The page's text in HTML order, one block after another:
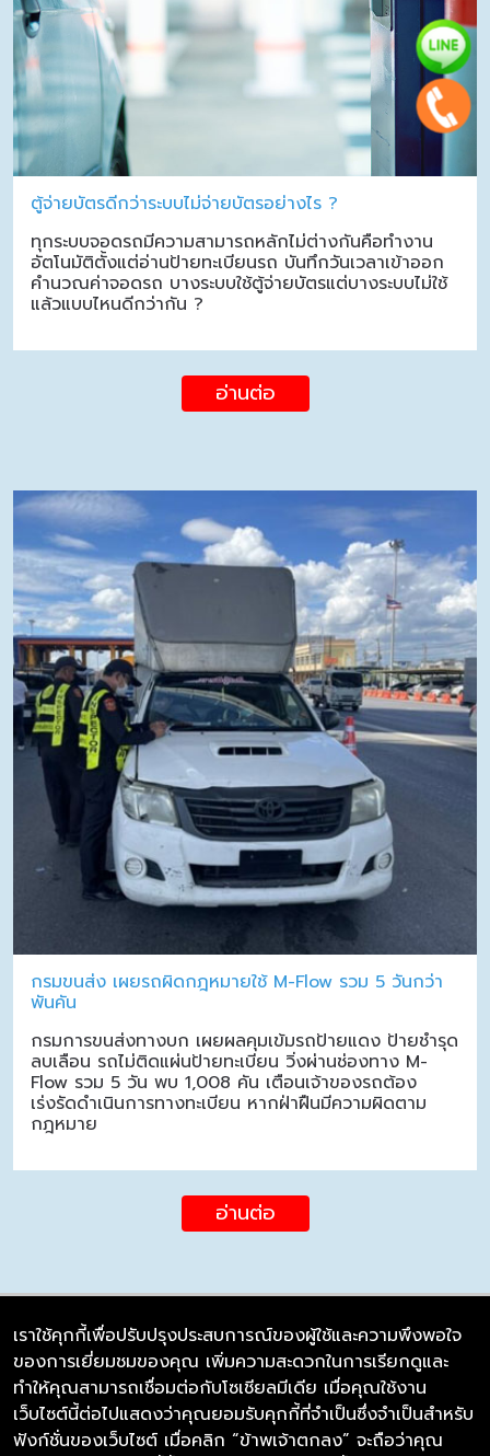
ตู้จ่ายบัตรดีกว่าระบบไม่จ่ายบัตรอย่างไร ?
ทุกระบบจอดรถมีความสามารถหลักไม่ต่างกันคือทำงาน
อัตโนมัติตั้งแต่อ่านป้ายทะเบียนรถ บันทึกวันเวลาเข้าออก
คำนวณค่าจอดรถ บางระบบใช้ตู้จ่ายบัตรแต่บางระบบไม่ใช้
แล้วแบบไหนดีกว่ากัน ?
อ่านต่อ
กรมขนส่ง เผยรถผิดกฎหมายใช้ M-Flow รวม 5 วันกว่า
พันคัน
กรมการขนส่งทางบก เผยผลคุมเข้มรถป้ายแดง ป้ายชำรุด
ลบเลือน รถไม่ติดแผ่นป้ายทะเบียน วิ่งผ่านช่องทาง M-
Flow รวม 5 วัน พบ 1,008 คัน เตือนเจ้าของรถต้อง
เร่งรัดดำเนินการทางทะเบียน หากฝ่าฝืนมีความผิดตาม
กฎหมาย
อ่านต่อ
บริษัท ซิมลิงค์ จำกัด
98/226 Bangrakyai-Baanmai Road,
Bangyai, Nonthaburi 11140
เราใช้คุกกี้เพื่อปรับปรุงประสบการณ์ของผู้ใช้และความพึงพอใจ
ของการเยี่ยมชมของคุณ เพิ่มความสะดวกในการเรียกดูและ
ทำให้คุณสามารถเชื่อมต่อกับโซเชียลมีเดีย เมื่อคุณใช้งาน
เว็บไซต์นี้ต่อไปแสดงว่าคุณยอมรับคุกกี้ที่จำเป็นซึ่งจำเป็นสำหรับ
ฟังก์ชั่นของเว็บไซต์ เมื่อคลิก “ข้าพเจ้าตกลง” จะถือว่าคุณ